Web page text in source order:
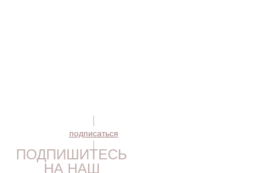
подписаться
ПОДПИШИТЕСЬ
НА НАШ